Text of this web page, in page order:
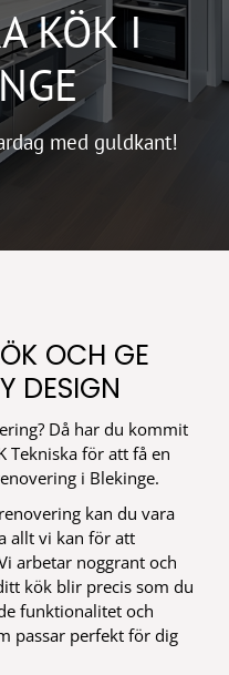
KÖK I
med guldkant!
OCH GE
DESIGN
Då har du kommit
Tekniska för att få en
i Blekinge.
kan du vara
allt vi kan för att
arbetar noggrant och
kök blir precis som du
funktionalitet och
passar perfekt för dig